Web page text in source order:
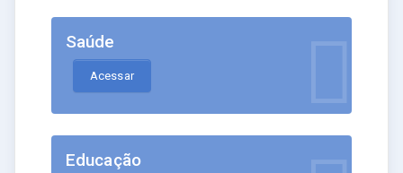
Saúde
Acessar
Educação